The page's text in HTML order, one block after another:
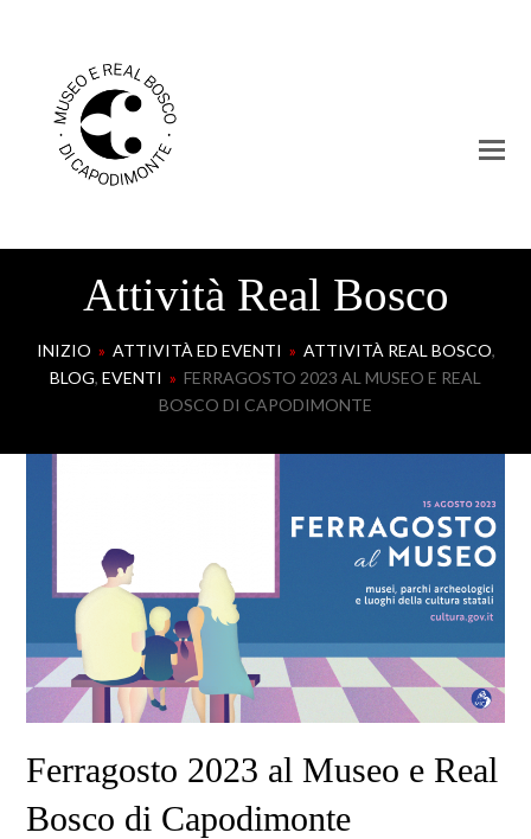
Attività Real Bosco
INIZIO » ATTIVITÀ ED EVENTI » ATTIVITÀ REAL BOSCO,
BLOG, EVENTI » FERRAGOSTO 2023 AL MUSEO E REAL
BOSCO DI CAPODIMONTE
Ferragosto 2023 al Museo e Real
Bosco di Capodimonte